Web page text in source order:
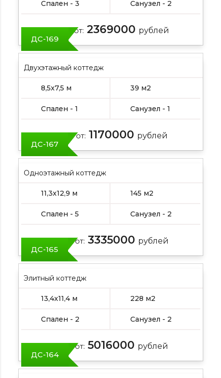
Спален - 3 Санузел - 2
Цена от: 2369000 рублей
ДС-169
Двухэтажный коттедж
8,5х7,5 м 39 м2
Спален - 1 Санузел - 1
Цена от: 1170000 рублей
ДС-167
Одноэтажный коттедж
11,3х12,9 м 145 м2
Спален - 5 Санузел - 2
Цена от: 3335000 рублей
ДС-165
Элитный коттедж
13,4х11,4 м 228 м2
Спален - 2 Санузел - 2
Цена от: 5016000 рублей
ДС-164